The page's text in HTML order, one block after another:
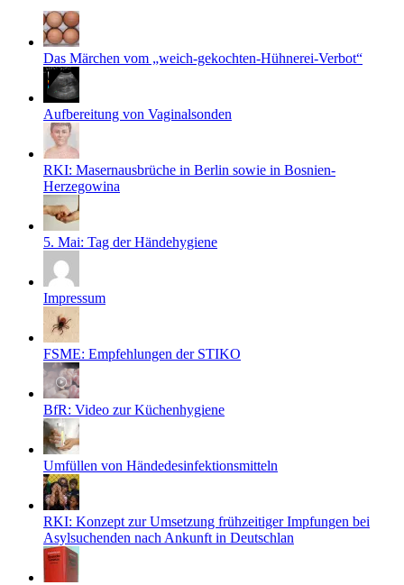
Das Märchen vom „weich-gekochten-Hühnerei-Verbot“
Aufbereitung von Vaginalsonden
RKI: Masernausbrüche in Berlin sowie in Bosnien-
Herzegowina
5. Mai: Tag der Händehygiene
Impressum
FSME: Empfehlungen der STIKO
BfR: Video zur Küchenhygiene
Umfüllen von Händedesinfektionsmitteln
RKI: Konzept zur Umsetzung frühzeitiger Impfungen bei
Asylsuchenden nach Ankunft in Deutschlan